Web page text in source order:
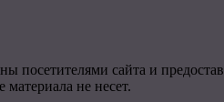
посетителями сайта и
не несет.